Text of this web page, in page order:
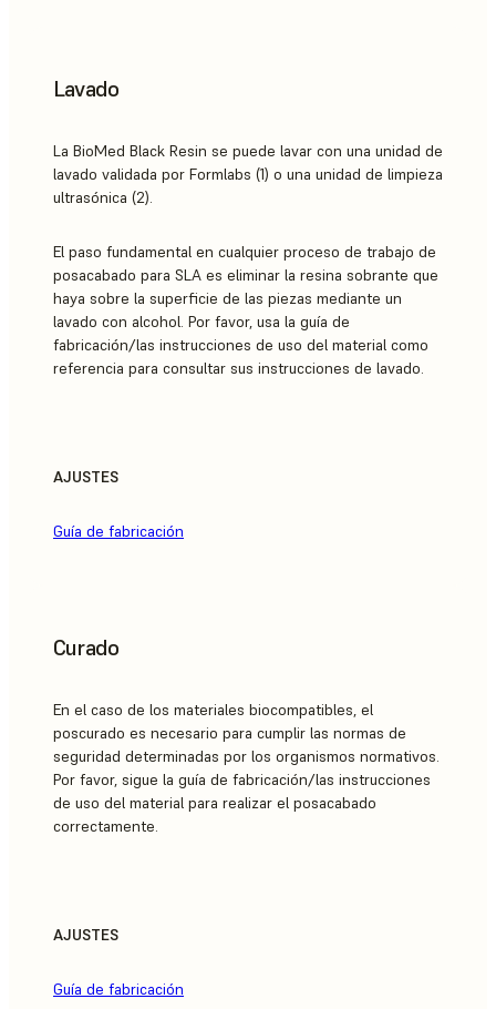
Lavado
La BioMed Black Resin se puede lavar con una unidad de
lavado validada por Formlabs (1) o una unidad de limpieza
ultrasónica (2).
El paso fundamental en cualquier proceso de trabajo de
posacabado para SLA es eliminar la resina sobrante que
haya sobre la superficie de las piezas mediante un
lavado con alcohol. Por favor, usa la guía de
fabricación/las instrucciones de uso del material como
referencia para consultar sus instrucciones de lavado.
AJUSTES
Guía de fabricación
Curado
En el caso de los materiales biocompatibles, el
poscurado es necesario para cumplir las normas de
seguridad determinadas por los organismos normativos.
Por favor, sigue la guía de fabricación/las instrucciones
de uso del material para realizar el posacabado
correctamente.
AJUSTES
Guía de fabricación